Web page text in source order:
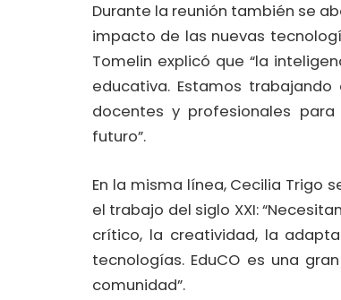
Durante la reunión también se
impacto de las nuevas
Tomelin explicó que “la
educativa. Estamos
docentes y profesionales
futuro”.
En la misma línea, Cecilia Trigo
el trabajo del siglo XXI:
crítico, la creatividad, la
tecnologías. EduCO es una
comunidad”.